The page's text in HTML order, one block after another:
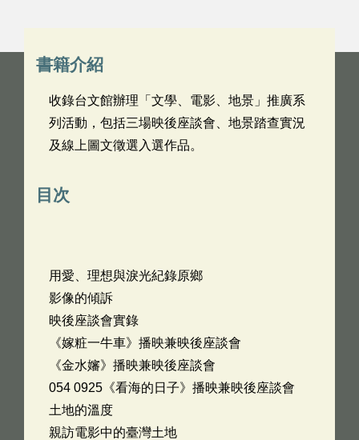
書籍介紹
收錄台文館辦理「文學、電影、地景」推廣系
列活動，包括三場映後座談會、地景踏查實況
及線上圖文徵選入選作品。
目次
用愛、理想與淚光紀錄原鄉
影像的傾訴
映後座談會實錄
《嫁粧一牛車》播映兼映後座談會
《金水嬸》播映兼映後座談會
054 0925《看海的日子》播映兼映後座談會
土地的溫度
親訪電影中的臺灣土地